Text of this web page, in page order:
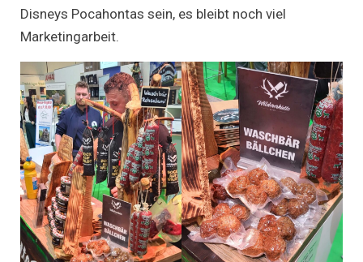
Disneys Pocahontas sein, es bleibt noch viel
Marketingarbeit.